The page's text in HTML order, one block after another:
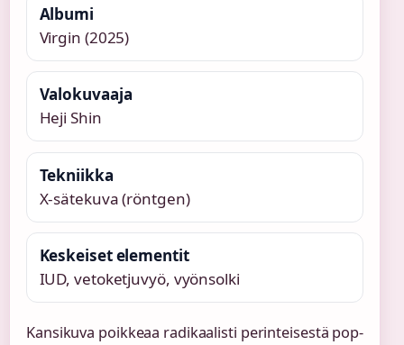
Albumi
Virgin (2025)
Valokuvaaja
Heji Shin
Tekniikka
X-sätekuva (röntgen)
Keskeiset elementit
IUD, vetoketjuvyö, vyönsolki
Kansikuva poikkeaa radikaalisti perinteisestä pop-